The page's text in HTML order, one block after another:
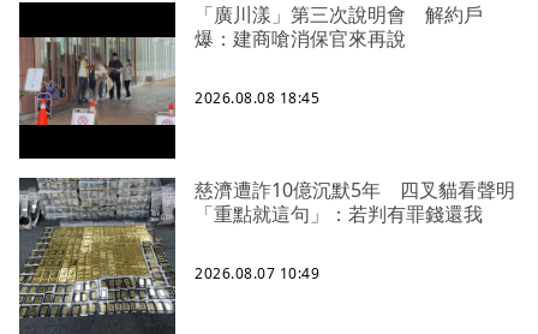
「廣川漾」第三次說明會 解約戶
爆：建商嗆消保官來再說
2026.08.08 18:45
慈濟遭詐10億沉默5年 四叉貓看聲明
「重點就這句」：若判有罪錢還我
2026.08.07 10:49